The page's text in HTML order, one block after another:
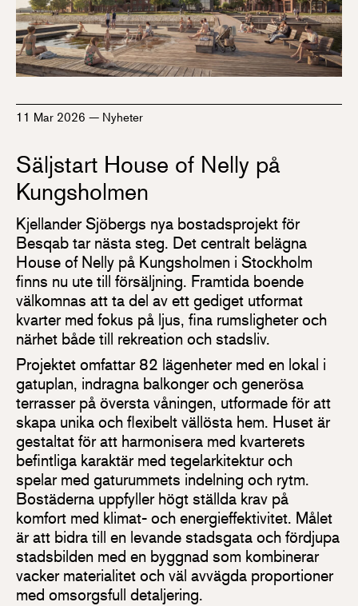
11 Mar 2026 — Nyheter
Säljstart House of Nelly på
Kungsholmen
Kjellander Sjöbergs nya bostadsprojekt för
Besqab tar nästa steg. Det centralt belägna
House of Nelly på Kungsholmen i Stockholm
finns nu ute till försäljning. Framtida boende
välkomnas att ta del av ett gediget utformat
kvarter med fokus på ljus, fina rumsligheter och
närhet både till rekreation och stadsliv.
Projektet omfattar 82 lägenheter med en lokal i
gatuplan, indragna balkonger och generösa
terrasser på översta våningen, utformade för att
skapa unika och flexibelt vällösta hem. Huset är
gestaltat för att harmonisera med kvarterets
befintliga karaktär med tegelarkitektur och
spelar med gaturummets indelning och rytm.
Bostäderna uppfyller högt ställda krav på
komfort med klimat- och energieffektivitet. Målet
är att bidra till en levande stadsgata och fördjupa
stadsbilden med en byggnad som kombinerar
vacker materialitet och väl avvägda proportioner
med omsorgsfull detaljering.